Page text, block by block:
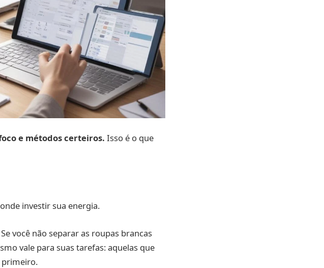
e métodos certeiros. Isso é o que
investir sua energia.
você não separar as roupas brancas
vale para suas tarefas: aquelas que
primeiro.